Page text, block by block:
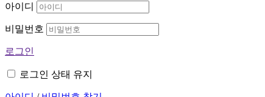
아이디
비밀번호
로그인
로그인 상태 유지